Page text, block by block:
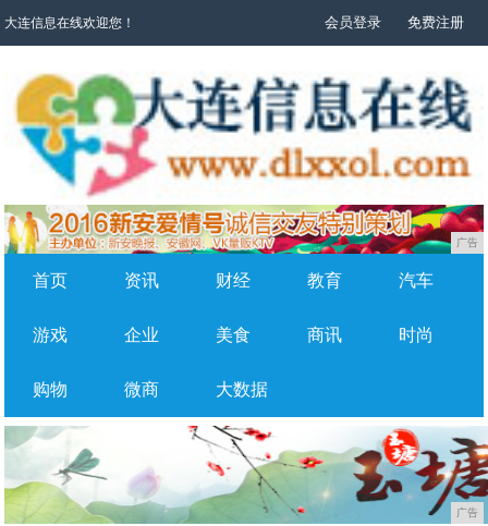
大连信息在线欢迎您！ 会员登录 免费注册
广告
首页 资讯 财经 教育 汽车
游戏 企业 美食 商讯 时尚
购物 微商 大数据
广告